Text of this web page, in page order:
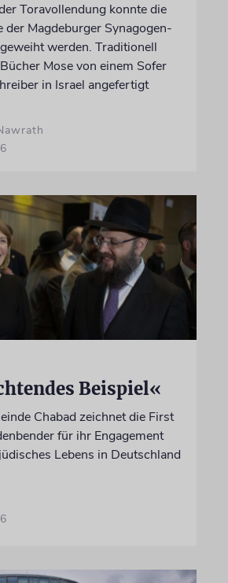
Toravollendung konnte die
der Magdeburger Synagogen-
werden. Traditionell
Mose von einem Sofer
in Israel angefertigt
Beispiel«
Chabad zeichnet die First
für ihr Engagement
Lebens in Deutschland